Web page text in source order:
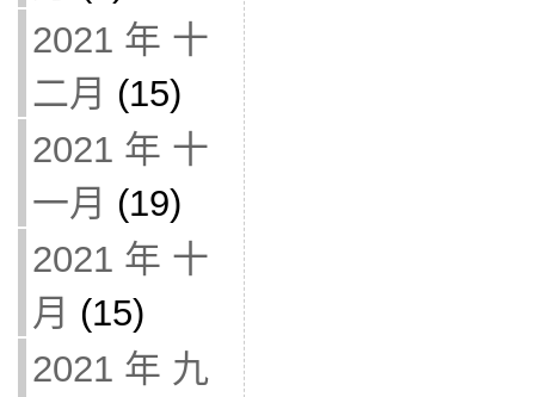
2021 年 十
二月 (15)
2021 年 十
一月 (19)
2021 年 十
月 (15)
2021 年 九